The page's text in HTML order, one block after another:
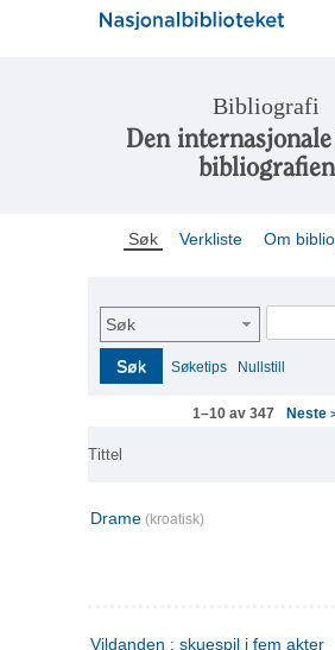
Bibliografi
Den
bibliografien
Søk Verkliste Om
Søk
Søk Søketips Nullstill
1–10 av 347 Neste
Tittel
Drame (kroatisk)
Vildanden : skuespil i fem akter